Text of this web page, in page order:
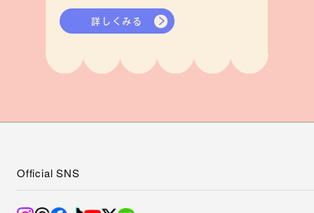
詳しくみる
Official SNS